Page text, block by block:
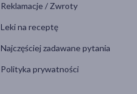
Reklamacje / Zwroty
Leki na receptę
Najczęściej zadawane pytania
Polityka prywatności